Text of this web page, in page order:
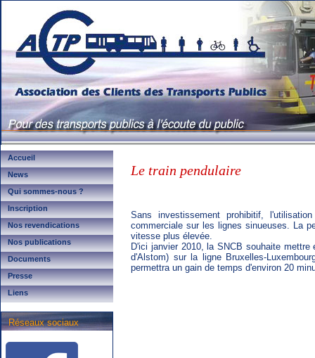
Accueil
News
Qui sommes-nous ?
Inscription
Nos revendications
Nos publications
Documents
Presse
Liens
Réseaux sociaux
Le train pendulaire
Sans investissement prohibitif,
commerciale sur les lignes sinueuses. La
vitesse plus élevée.
D'ici janvier 2010, la SNCB souhaite
d'Alstom) sur la ligne Bruxelles-
permettra un gain de temps d'environ 20